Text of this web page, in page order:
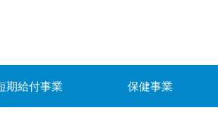
期給付事業 保健事業